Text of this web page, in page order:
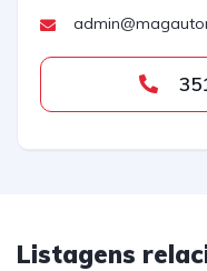
Listagens